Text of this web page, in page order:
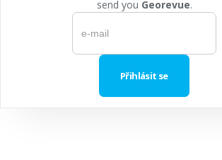
send you Georevue.